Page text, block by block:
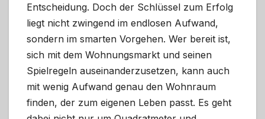
Entscheidung. Doch der Schlüssel zum Erfolg
liegt nicht zwingend im endlosen Aufwand,
sondern im smarten Vorgehen. Wer bereit ist,
sich mit dem Wohnungsmarkt und seinen
Spielregeln auseinanderzusetzen, kann auch
mit wenig Aufwand genau den Wohnraum
finden, der zum eigenen Leben passt. Es geht